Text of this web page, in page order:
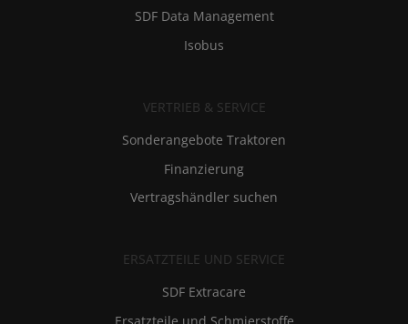
SDF Data Management
Isobus
VERTRIEB & SERVICE
Sonderangebote Traktoren
Finanzierung
Vertragshändler suchen
ERSATZTEILE UND SERVICE
SDF Extracare